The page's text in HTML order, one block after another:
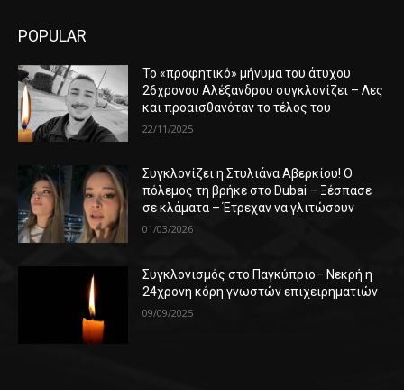
POPULAR
Το «προφητικό» μήνυμα του άτυχου
26χρονου Αλέξανδρου συγκλονίζει – Λες
και προαισθανόταν το τέλος του
22/11/2025
Συγκλονίζει η Στυλιάνα Αβερκίου! Ο
πόλεμος τη βρήκε στο Dubai – Ξέσπασε
σε κλάματα – Έτρεχαν να γλιτώσουν
01/03/2026
Συγκλονισμός στο Παγκύπριο– Νεκρή η
24χρονη κόρη γνωστών επιχειρηματιών
09/09/2025